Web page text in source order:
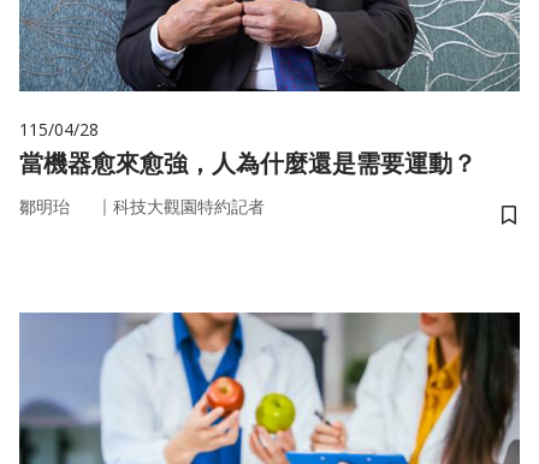
115/04/28
當機器愈來愈強，人為什麼還是需要運動？
鄒明珆 ｜ 科技大觀園特約記者
儲